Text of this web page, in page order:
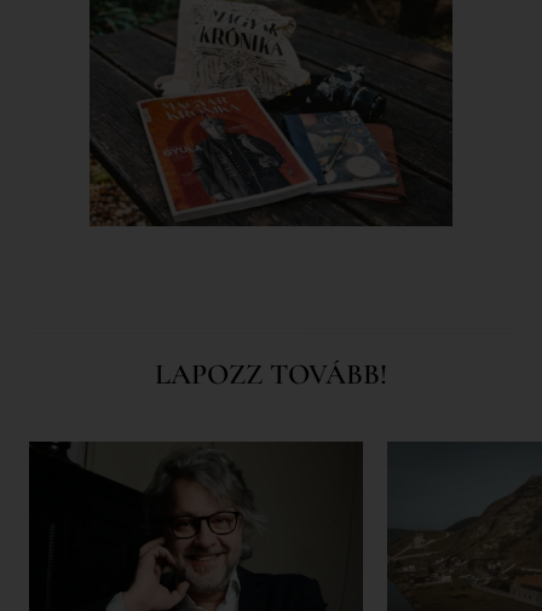
LAPOZZ TOVÁBB!